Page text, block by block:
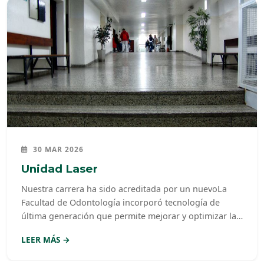
30 MAR 2026
Unidad Laser
Nuestra carrera ha sido acreditada por un nuevoLa
Facultad de Odontología incorporó tecnología de
última generación que permite mejorar y optimizar la
atienden en forma gratuita en las clínicas y el
LEER MÁS →